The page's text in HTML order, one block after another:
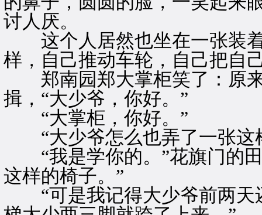
讨人厌。
这个人居然也坐在一张装着
样，自己推动车轮，自己把自
郑南园郑大掌柜笑了：原来
揖，“大少爷，你好。”
“大掌柜，你好。”
“大少爷怎么也弄了一张这
“我是学你的。”花旗门的田
这样的椅子。”
“可是我记得大少爷前两天